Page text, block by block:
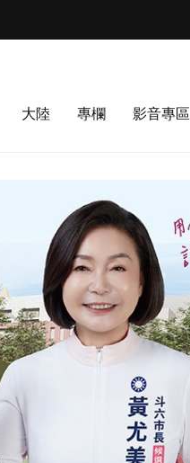
大陸 專欄 影音專區